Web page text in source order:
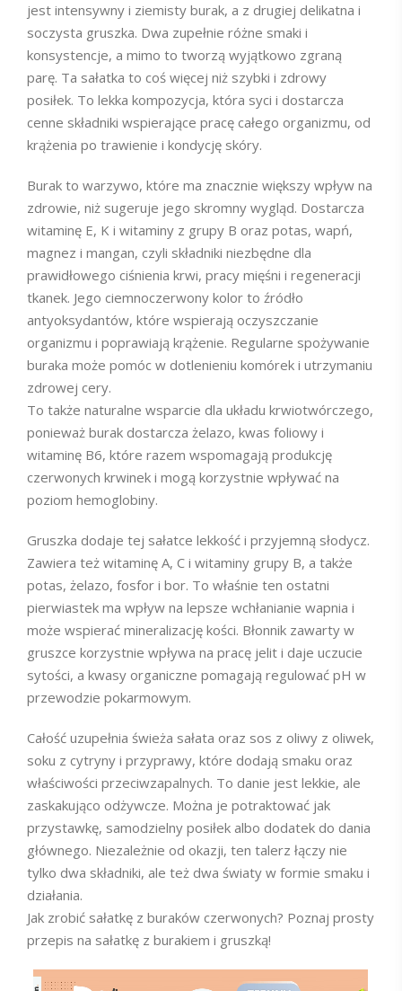
jest intensywny i ziemisty burak, a z drugiej delikatna i
soczysta gruszka. Dwa zupełnie różne smaki i
konsystencje, a mimo to tworzą wyjątkowo zgraną
parę. Ta sałatka to coś więcej niż szybki i zdrowy
posiłek. To lekka kompozycja, która syci i dostarcza
cenne składniki wspierające pracę całego organizmu, od
krążenia po trawienie i kondycję skóry.
Burak to warzywo, które ma znacznie większy wpływ na
zdrowie, niż sugeruje jego skromny wygląd. Dostarcza
witaminę E, K i witaminy z grupy B oraz potas, wapń,
magnez i mangan, czyli składniki niezbędne dla
prawidłowego ciśnienia krwi, pracy mięśni i regeneracji
tkanek. Jego ciemnoczerwony kolor to źródło
antyoksydantów, które wspierają oczyszczanie
organizmu i poprawiają krążenie. Regularne spożywanie
buraka może pomóc w dotlenieniu komórek i utrzymaniu
zdrowej cery.
To także naturalne wsparcie dla układu krwiotwórczego,
ponieważ burak dostarcza żelazo, kwas foliowy i
witaminę B6, które razem wspomagają produkcję
czerwonych krwinek i mogą korzystnie wpływać na
poziom hemoglobiny.
Gruszka dodaje tej sałatce lekkość i przyjemną słodycz.
Zawiera też witaminę A, C i witaminy grupy B, a także
potas, żelazo, fosfor i bor. To właśnie ten ostatni
pierwiastek ma wpływ na lepsze wchłanianie wapnia i
może wspierać mineralizację kości. Błonnik zawarty w
gruszce korzystnie wpływa na pracę jelit i daje uczucie
sytości, a kwasy organiczne pomagają regulować pH w
przewodzie pokarmowym.
Całość uzupełnia świeża sałata oraz sos z oliwy z oliwek,
soku z cytryny i przyprawy, które dodają smaku oraz
właściwości przeciwzapalnych. To danie jest lekkie, ale
zaskakująco odżywcze. Można je potraktować jak
przystawkę, samodzielny posiłek albo dodatek do dania
głównego. Niezależnie od okazji, ten talerz łączy nie
tylko dwa składniki, ale też dwa światy w formie smaku i
działania.
Jak zrobić sałatkę z buraków czerwonych? Poznaj prosty
przepis na sałatkę z burakiem i gruszką!